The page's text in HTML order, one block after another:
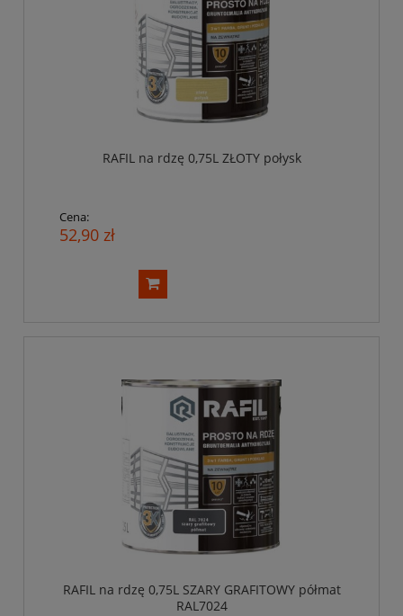
RAFIL na rdzę 0,75L ZŁOTY połysk
Cena:
52,90 zł
RAFIL na rdzę 0,75L SZARY GRAFITOWY półmat
RAL7024